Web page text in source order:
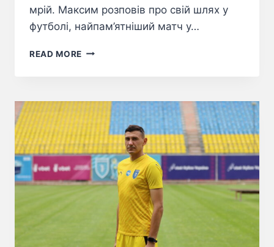
мрій. Максим розповів про свій шлях у
футболі, найпам’ятніший матч у…
READ MORE